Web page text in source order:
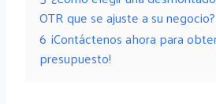
OTR que se ajuste a su negocio?
6 ¡Contáctenos ahora para
presupuesto!